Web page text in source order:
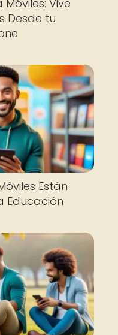
Vive
Desde tu
Están
Educación